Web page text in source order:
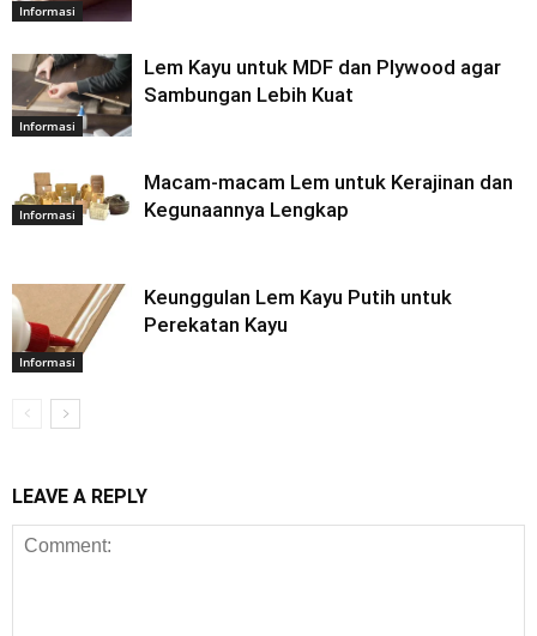
Informasi
Informasi
Lem Kayu untuk MDF dan Plywood agar
Sambungan Lebih Kuat
Informasi
Macam-macam Lem untuk Kerajinan dan
Kegunaannya Lengkap
Informasi
Keunggulan Lem Kayu Putih untuk
Perekatan Kayu
LEAVE A REPLY